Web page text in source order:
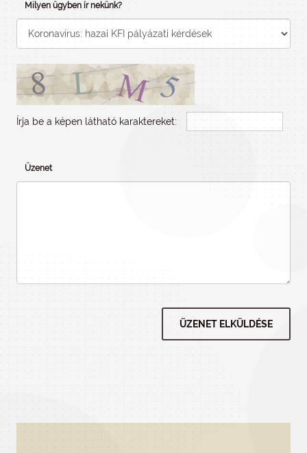
Milyen ügyben ír nekünk?
Írja be a képen látható karaktereket:
Üzenet